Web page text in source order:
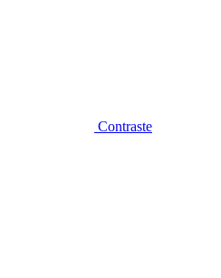
Contraste